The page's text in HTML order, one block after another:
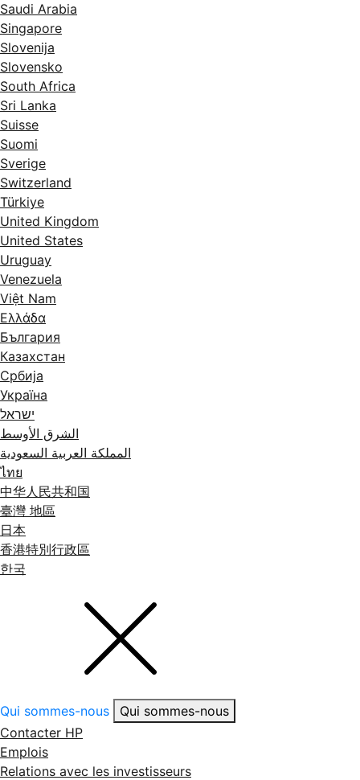
Saudi Arabia
Singapore
Slovenija
Slovensko
South Africa
Sri Lanka
Suisse
Suomi
Sverige
Switzerland
Türkiye
United Kingdom
United States
Uruguay
Venezuela
Việt Nam
Ελλάδα
България
Казахстан
Србија
Україна
ישראל
الشرق الأوسط
المملكة العربية السعودية
ไทย
中华人民共和国
臺灣 地區
日本
香港特別行政區
한국
Qui sommes-nous
Qui sommes-nous
Contacter HP
Emplois
Relations avec les investisseurs